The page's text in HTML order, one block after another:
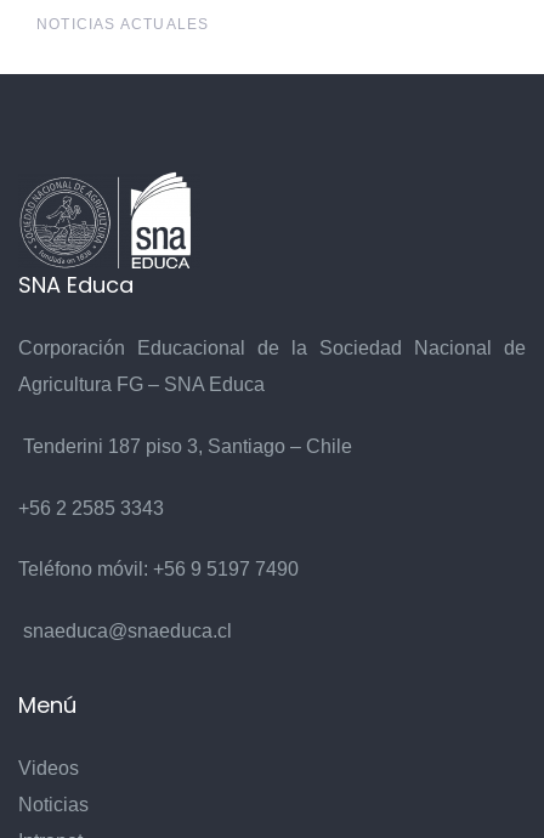
NOTICIAS ACTUALES
SNA Educa
Corporación Educacional de la Sociedad Nacional de
Agricultura FG – SNA Educa
Tenderini 187 piso 3, Santiago – Chile
+56 2 2585 3343
Teléfono móvil: +56 9 5197 7490
snaeduca@snaeduca.cl
Menú
Videos
Noticias